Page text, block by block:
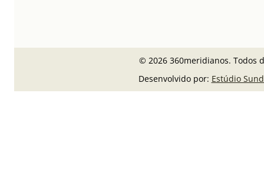
© 2026 360meridianos. Todos
Desenvolvido por: Estúdio